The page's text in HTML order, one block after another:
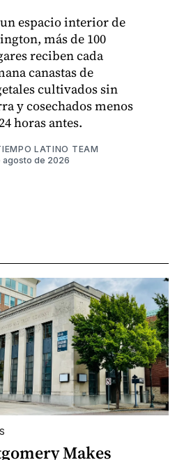
espacio interior de
más de 100
reciben cada
canastas de
cultivados sin
y cosechados menos
horas antes.
LATINO TEAM
agosto de 2026
Makes